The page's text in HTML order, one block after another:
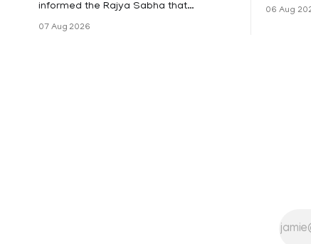
informed the Rajya Sabha that
Modi's foreign visits has crossed ₹74.5
07 Aug 2026
Friday
06 Aug